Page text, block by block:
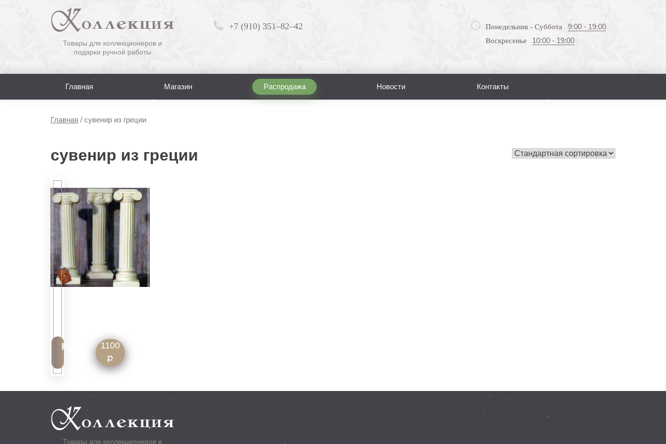
Товары для коллекционеров и
подарки ручной работы
+7 (910) 351–82–42 Понедельник - Суббота 9:00 - 19:00
Воскресенье 10:00 - 19:00
Главная Магазин Распродажа Новости Контакты
Главная / сувенир из греции
сувенир из греции
см
Купить 1100
Р
Товары для коллекционеров и